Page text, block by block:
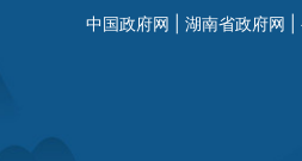
中国政府网 湖南省政府网